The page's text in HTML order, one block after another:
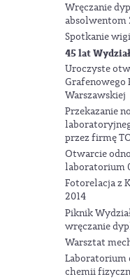
Wręczanie
absolwentom
Spotkanie
45 lat
Uroczyste
Warszawskiej
Przekazanie
przez firmę
Otwarcie
laboratorium
Fotorelacja z
2014
Piknik
wręczanie
Warsztat
Laboratorium
chemii